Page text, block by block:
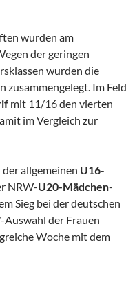
wurden am
der geringen
wurden die
zusammengelegt. Im Feld
mit 11/16 den vierten
im Vergleich zur
allgemeinen U16-
NRW-U20-Mädchen-
Sieg bei der deutschen
der Frauen
Woche mit dem